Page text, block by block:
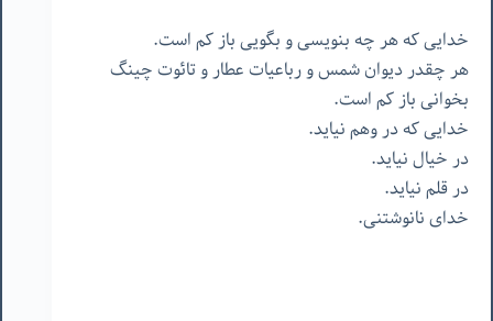
خدایی که هر چه بنویسی و بگویی باز کم است.
هر چقدر دیوان شمس و رباعیات عطار و تائوت چینگ
بخوانی باز کم است.
خدایی که در وهم نیاید.
در خیال نیاید.
در قلم نیاید.
خدای نانوشتنی.